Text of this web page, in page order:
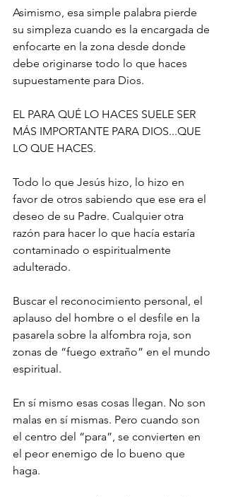
Asimismo, esa simple palabra pierde
su simpleza cuando es la encargada de
enfocarte en la zona desde donde
debe originarse todo lo que haces
supuestamente para Dios.
EL PARA QUÉ LO HACES SUELE SER
MÁS IMPORTANTE PARA DIOS...QUE
LO QUE HACES.
Todo lo que Jesús hizo, lo hizo en
favor de otros sabiendo que ese era el
deseo de su Padre. Cualquier otra
razón para hacer lo que hacía estaría
contaminado o espiritualmente
adulterado.
Buscar el reconocimiento personal, el
aplauso del hombre o el desfile en la
pasarela sobre la alfombra roja, son
zonas de “fuego extraño” en el mundo
espiritual.
En sí mismo esas cosas llegan. No son
malas en sí mismas. Pero cuando son
el centro del “para”, se convierten en
el peor enemigo de lo bueno que
haga.